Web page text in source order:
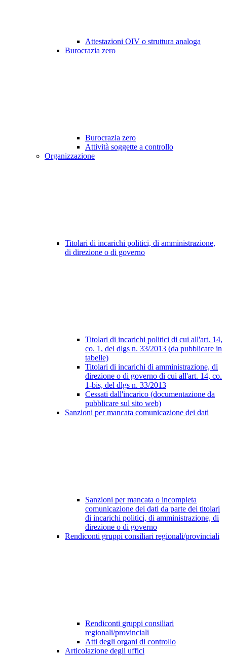
Attestazioni OIV o struttura analoga
Burocrazia zero
Burocrazia zero
Attività soggette a controllo
Organizzazione
Titolari di incarichi politici, di amministrazione,
di direzione o di governo
Titolari di incarichi politici di cui all'art. 14,
co. 1, del dlgs n. 33/2013 (da pubblicare in
tabelle)
Titolari di incarichi di amministrazione, di
direzione o di governo di cui all'art. 14, co.
1-bis, del dlgs n. 33/2013
Cessati dall'incarico (documentazione da
pubblicare sul sito web)
Sanzioni per mancata comunicazione dei dati
Sanzioni per mancata o incompleta
comunicazione dei dati da parte dei titolari
di incarichi politici, di amministrazione, di
direzione o di governo
Rendiconti gruppi consiliari regionali/provinciali
Rendiconti gruppi consiliari
regionali/provinciali
Atti degli organi di controllo
Articolazione degli uffici